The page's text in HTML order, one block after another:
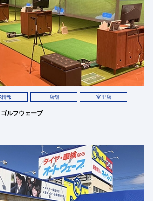
情報 店舗 富里店
ルフウェーブ